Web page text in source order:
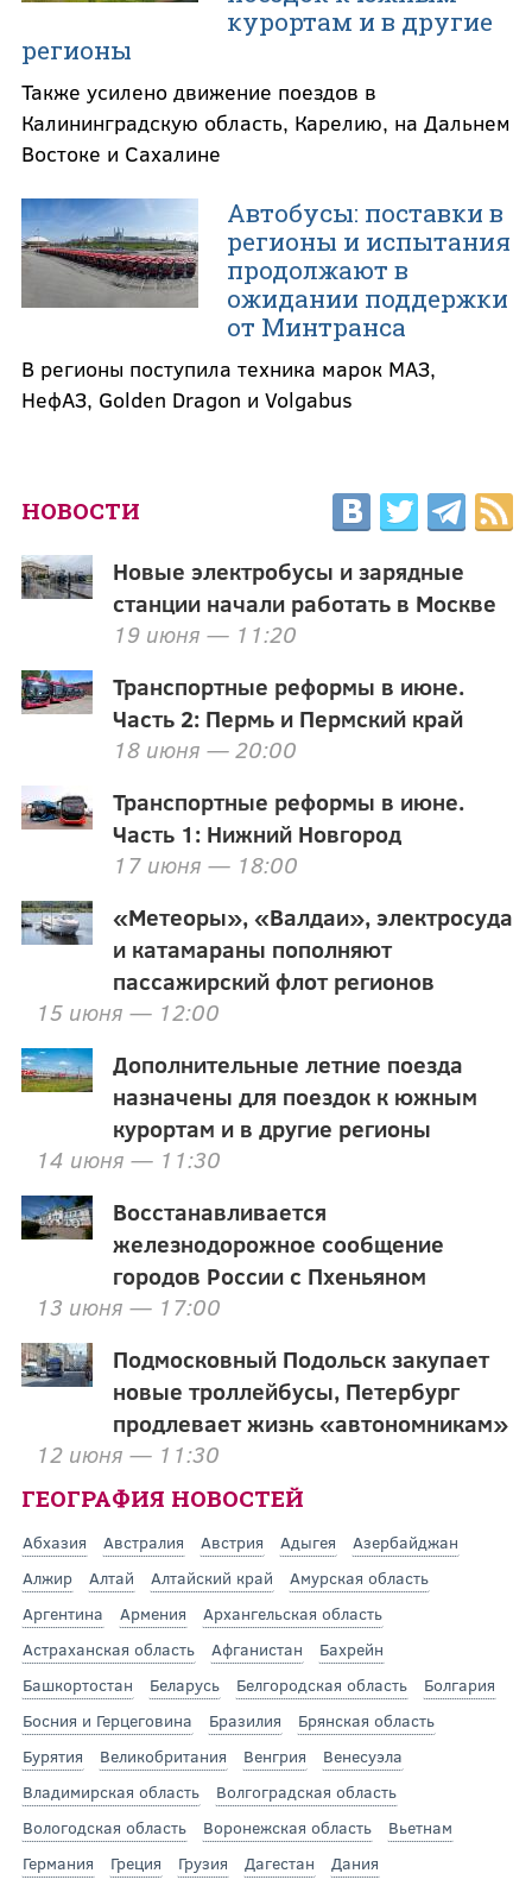
курортам и в другие
регионы
Также усилено движение поездов в
Калининградскую область, Карелию, на Дальнем
Востоке и Сахалине
Автобусы: поставки в
регионы и испытания
продолжают в
ожидании поддержки
от Минтранса
В регионы поступила техника марок МАЗ,
НефАЗ, Golden Dragon и Volgabus
НОВОСТИ
Новые электробусы и зарядные
станции начали работать в Москве
19 июня — 11:20
Транспортные реформы в июне.
Часть 2: Пермь и Пермский край
18 июня — 20:00
Транспортные реформы в июне.
Часть 1: Нижний Новгород
17 июня — 18:00
«Метеоры», «Валдаи», электросуда
и катамараны пополняют
пассажирский флот регионов
15 июня — 12:00
Дополнительные летние поезда
назначены для поездок к южным
курортам и в другие регионы
14 июня — 11:30
Восстанавливается
железнодорожное сообщение
городов России с Пхеньяном
13 июня — 17:00
Подмосковный Подольск закупает
новые троллейбусы, Петербург
продлевает жизнь «автономникам»
12 июня — 11:30
ГЕОГРАФИЯ НОВОСТЕЙ
Абхазия Австралия Австрия Адыгея
Азербайджан
Алжир
Алтай Алтайский край
Амурская область
Аргентина
Армения
Архангельская область
Астраханская область
Афганистан
Бахрейн
Башкортостан
Беларусь Белгородская область
Болгария
Босния и Герцеговина
Бразилия
Брянская область
Бурятия
Великобритания Венгрия
Венесуэла
Владимирская область
Волгоградская область
Вологодская область
Воронежская область
Вьетнам
Германия
Греция Грузия Дагестан
Дания